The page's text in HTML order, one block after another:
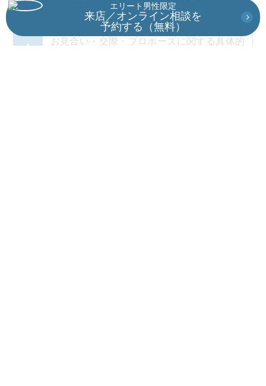
エリート男性限定
来店／オンライン相談を
予約する（無料）
は可能ですか。
お見合い・交際・プロポーズに関する具体的